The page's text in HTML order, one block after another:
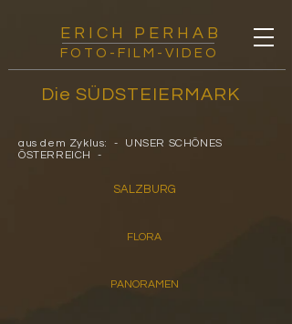
FOTO-FILM-VIDEO
E R I C H P E R H A B
Die SÜDSTEIERMARK
aus dem Zyklus: - UNSER SCHÖNES
ÖSTERREICH -
SALZBURG
FLORA
PANORAMEN